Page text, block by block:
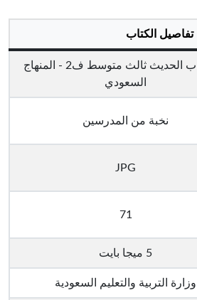
تفاصيل الكتاب
حل كتاب الحديث ثالث متوسط ف2 - المنهاج
السعودي
نخبة من المدرسين
JPG
71
5 ميجا بايت
وزارة التربية والتعليم السعودية